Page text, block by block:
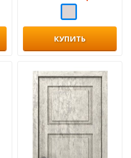
КУПИТЬ